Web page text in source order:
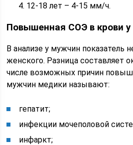
12-18 лет – 4-15 мм/ч.
Повышенная СОЭ в крови
В анализе у мужчин показатель
женского. Разница составляет
числе возможных причин
мужчин медики называют:
гепатит;
инфекции мочеполовой
инфаркт;